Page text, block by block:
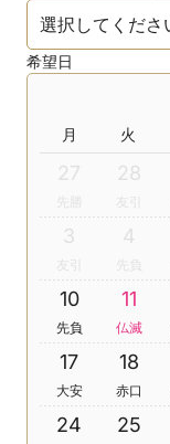
希望日
月 火
27 28
友引
3
友引
4
先負
10
先負
11
仏滅
17
大安
18
赤口
24 25